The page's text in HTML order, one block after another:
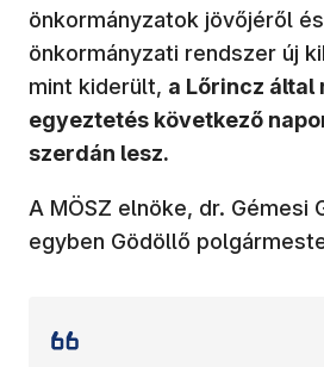
önkormányzatok jövőjéről
önkormányzati rendszer új
mint kiderült, a Lőrincz
egyeztetés következő
szerdán lesz.
A MÖSZ elnöke, dr. Gémesi
egyben Gödöllő